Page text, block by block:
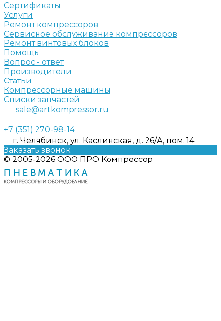
Сертификаты
Услуги
Ремонт компрессоров
Сервисное обслуживание компрессоров
Ремонт винтовых блоков
Помощь
Вопрос - ответ
Производители
Статьи
Компрессорные машины
Списки запчастей
sale@artkompressor.ru
+7 (351) 270-98-14
г. Челябинск, ул. Каслинская, д. 26/А, пом. 14
Заказать звонок
© 2005-2026 ООО ПРО Компрессор